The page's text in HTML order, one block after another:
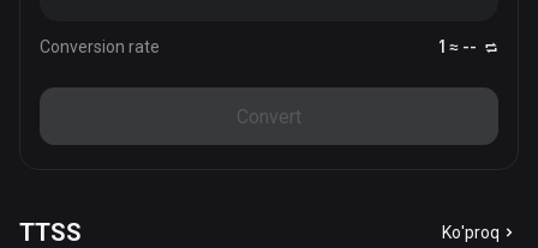
Conversion rate 1 ≈ --
Convert
TTSS Ko'proq